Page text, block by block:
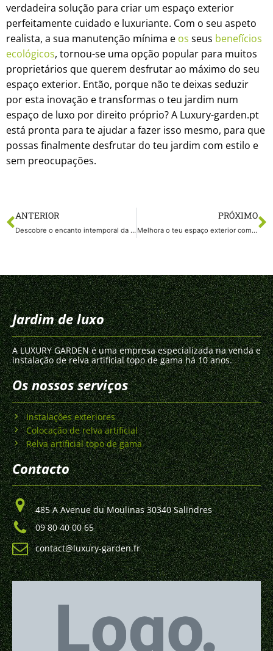
verdadeira solução para criar um espaço exterior
perfeitamente cuidado e luxuriante. Com o seu aspeto
realista, a sua manutenção mínima e os seus benefícios
ecológicos, tornou-se uma opção popular para muitos
proprietários que querem desfrutar ao máximo do seu
espaço exterior. Então, porque não te deixas seduzir
por esta inovação e transformas o teu jardim num
espaço de luxo por direito próprio? A Luxury-garden.pt
está pronta para te ajudar a fazer isso mesmo, para que
possas finalmente desfrutar do teu jardim com estilo e
sem preocupações.
ANTERIOR
Descobre o encanto intemporal da relva artificial em Lannion!
PRÓXIMO
Melhora o teu espaço exterior com a relva artificial em Guéret!
Jardim de luxo
A LUXURY GARDEN é uma empresa especializada na venda e
instalação de relva artificial topo de gama há 10 anos.
Os nossos serviços
Instalações exteriores
Colocação de relva artificial
Relva artificial topo de gama
Contacto
485 A Avenue du Moulinas 30340 Salindres
09 80 40 00 65
contact@luxury-garden.fr